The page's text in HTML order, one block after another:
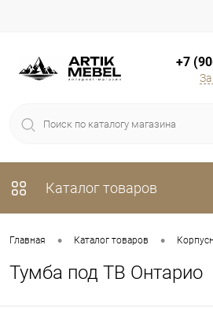
+7
Каталог товаров
Главная • Каталог товаров •
Тумба под ТВ Онтарио